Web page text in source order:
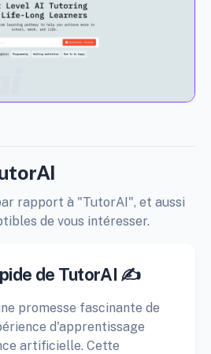
rapport à "TutorAI", et aussi
de vous intéresser.
de TutorAI ✍️
promesse fascinante de
d'apprentissage
artificielle. Cette